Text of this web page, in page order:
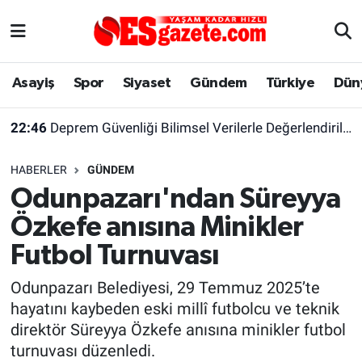
Asayiş Spor Siyaset Gündem Türkiye
22:46 Deprem Güvenliği Bilimsel Verilerle Değerlendirilmeli
HABERLER GÜNDEM
Odunpazarı'ndan Süreyya
Özkefe anısına Minikler
Futbol Turnuvası
Odunpazarı Belediyesi, 29 Temmuz 2025’te
hayatını kaybeden eski millî futbolcu ve teknik
direktör Süreyya Özkefe anısına minikler futbol
turnuvası düzenledi.
Asayiş
Gündem
Türkiye
Dünya
Sağlık
Alış-Veriş/İş dünyası
Yaşam
Eskişehirspor Arşivi
Eskişehir Arşivi
Röportaj
Ekonomi
Kültür Sanat
Eskişehir Nöbetçi Eczaneler
Süper Lig Puan Durumu ve Fikstür
Tüm Manşetler
Son Dakika Haberleri
Haber Arşivi